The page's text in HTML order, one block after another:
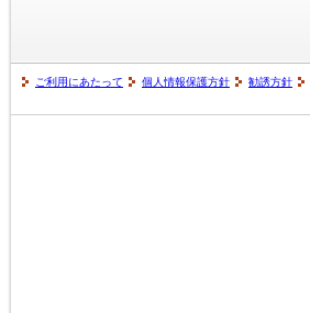
ご利用にあたって 個人情報保護方針 勧誘方針